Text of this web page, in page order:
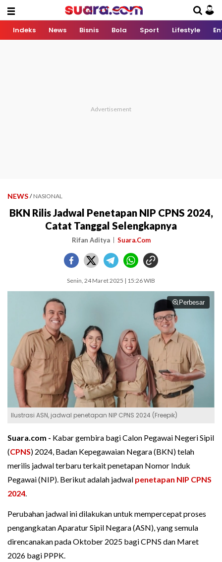
Indeks News Bisnis Bola Sport Lifestyle
NEWS / NASIONAL
BKN Rilis Jadwal Penetapan NIP CPNS 2024,
Catat Tanggal Selengkapnya
Rifan Aditya Suara.Com
Senin, 24 Maret 2025 | 15:26 WIB
Perbesar
Ilustrasi ASN, jadwal penetapan NIP CPNS 2024 (Freepik)
Suara.com - Kabar gembira bagi Calon Pegawai Negeri Sipil
(CPNS) 2024, Badan Kepegawaian Negara (BKN) telah
merilis jadwal terbaru terkait penetapan Nomor Induk
Pegawai (NIP). Berikut adalah jadwal penetapan NIP CPNS
2024.
Perubahan jadwal ini dilakukan untuk mempercepat proses
pengangkatan Aparatur Sipil Negara (ASN), yang semula
direncanakan pada Oktober 2025 bagi CPNS dan Maret
2026 bagi PPPK.